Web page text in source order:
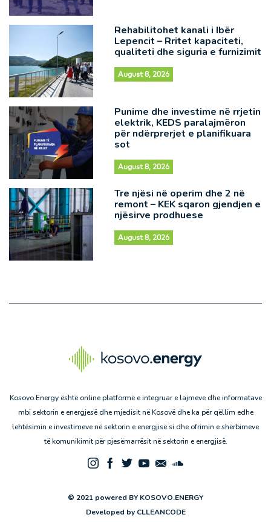
Rehabilitohet kanali i Ibër
Lepencit – Rritet kapaciteti,
qualiteti dhe siguria e furnizimit
August 8, 2026
Punime dhe investime në rrjetin
elektrik, KEDS paralajmëron
për ndërprerjet e planifikuara
sot
August 8, 2026
Tre njësi në operim dhe 2 në
remont – KEK sqaron gjendjen e
njësirve prodhuese
August 8, 2026
Kosovo.Energy është online platformë e integruar e lajmeve dhe informatave
mbi sektorin e energjesë dhe mjedisit në Kosovë dhe ka për qëllim edhe
lehtësimin e investimeve në sektorin e energjisë si dhe ofrimin e shërbimeve
të komunikimit për pjesëmarrësit në sektorin e energjisë.
© 2021 powered BY KOSOVO.ENERGY
Developed by CLLEANCODE